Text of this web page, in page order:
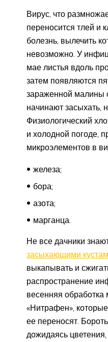
Вирус, что
переносится тлей и
болезнь, вылечить
невозможно. У
мае листья вдоль
затем появляются
зараженной малины
начинают засыхать,
Физиологический
и холодной погоде,
микроэлементов в
железа;
бора;
азота;
марганца.
Не все дачники
засыхающими
выкапывать и
распространение
весенняя
«Нитрафен»,
ее переносят.
дожидаясь